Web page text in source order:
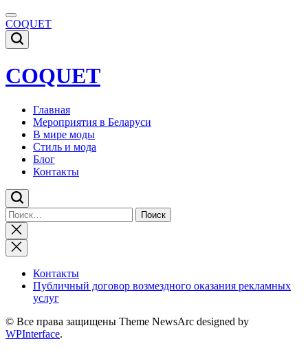
Skip
to
content
COQUET
COQUET
Главная
Мероприятия в Беларуси
В мире моды
Стиль и мода
Блог
Контакты
Найти:
Close
search
Контакты
Публичный договор возмездного оказания рекламных
услуг
© Все права защищены Theme NewsArc designed by
WPInterface.